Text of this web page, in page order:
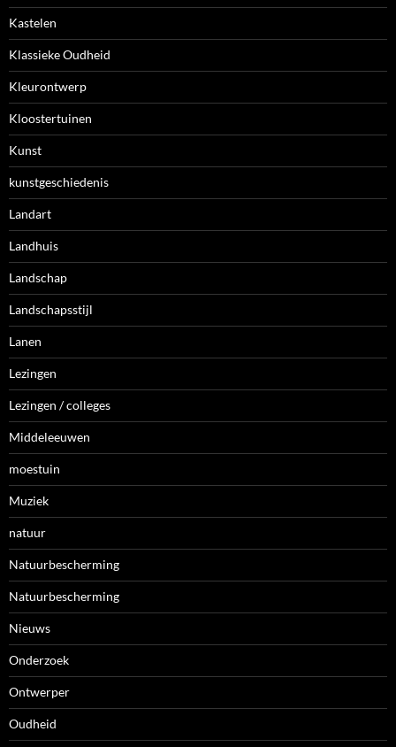
Kastelen
Klassieke Oudheid
Kleurontwerp
Kloostertuinen
Kunst
kunstgeschiedenis
Landart
Landhuis
Landschap
Landschapsstijl
Lanen
Lezingen
Lezingen / colleges
Middeleeuwen
moestuin
Muziek
natuur
Natuurbescherming
Natuurbescherming
Nieuws
Onderzoek
Ontwerper
Oudheid